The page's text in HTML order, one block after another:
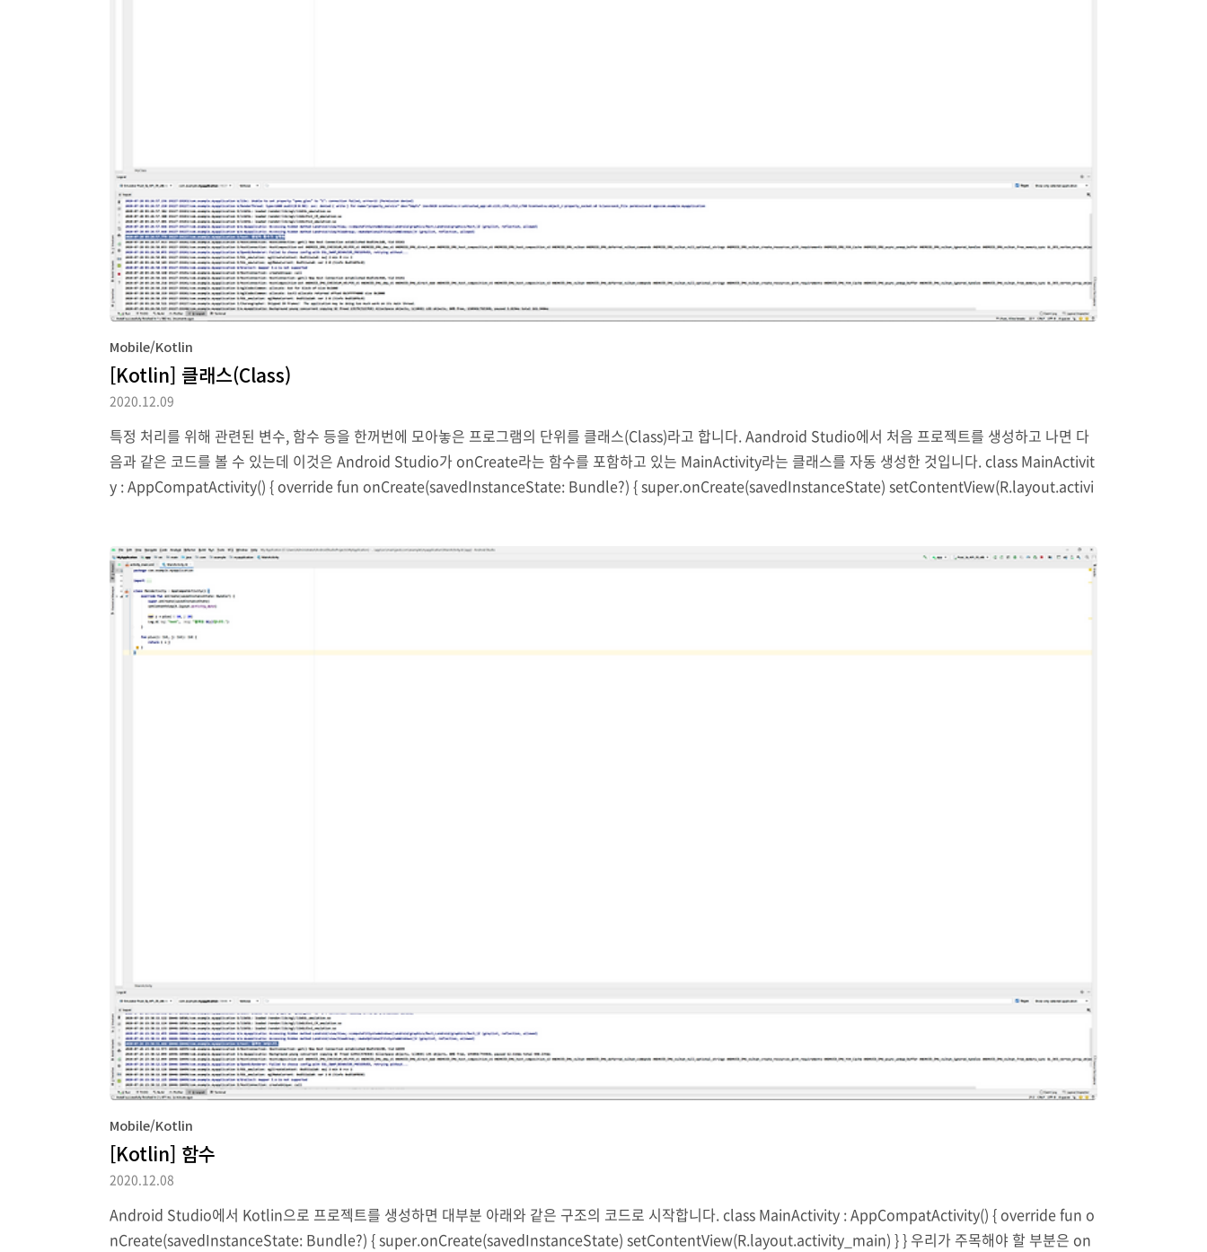
Mobile/Kotlin
[Kotlin] 클래스(Class)
2020.12.09
특정 처리를 위해 관련된 변수, 함수 등을 한꺼번에 모아놓은 프로그램의 단위를 클래스(Class)라고 합니다. Aandroid Studio에서 처음 프로젝트를 생성하고 나면 다
음과 같은 코드를 볼 수 있는데 이것은 Android Studio가 onCreate라는 함수를 포함하고 있는 MainActivity라는 클래스를 자동 생성한 것입니다. class MainActivit
y : AppCompatActivity() { override fun onCreate(savedInstanceState: Bundle?) { super.onCreate(savedInstanceState) setContentView(R.layout.activi
Mobile/Kotlin
[Kotlin] 함수
2020.12.08
Android Studio에서 Kotlin으로 프로젝트를 생성하면 대부분 아래와 같은 구조의 코드로 시작합니다. class MainActivity : AppCompatActivity() { override fun o
nCreate(savedInstanceState: Bundle?) { super.onCreate(savedInstanceState) setContentView(R.layout.activity_main) } } 우리가 주목해야 할 부분은 on